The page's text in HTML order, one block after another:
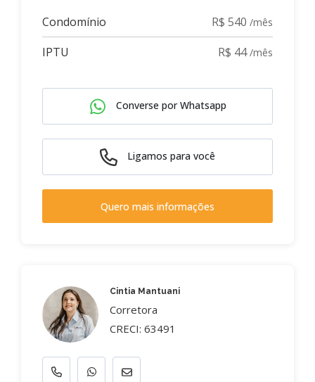
Condomínio R$ 540 /mês
IPTU R$ 44/mês
Converse por Whatsapp
Ligamos para você
Quero mais informações
Cintia Mantuani
Corretora
CRECI: 63491